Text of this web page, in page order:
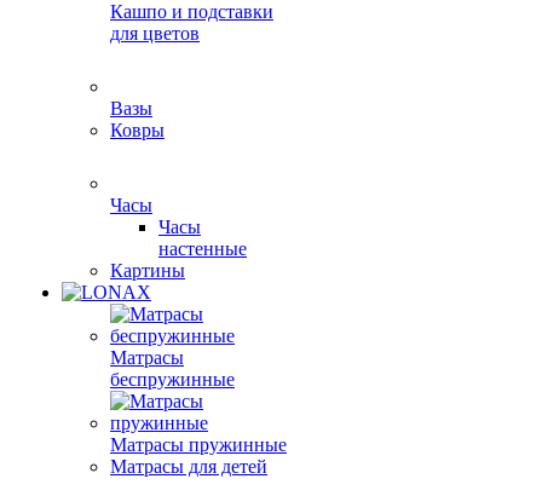
Кашпо и подставки
для цветов
Вазы
Ковры
Часы
Часы
настенные
Картины
Матрасы
беспружинные
Матрасы пружинные
Матрасы для детей